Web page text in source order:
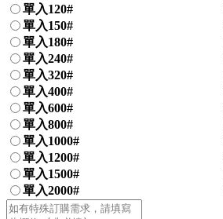
單入120#
單入150#
單入180#
單入240#
單入320#
單入400#
單入600#
單入800#
單入1000#
單入1200#
單入1500#
單入2000#